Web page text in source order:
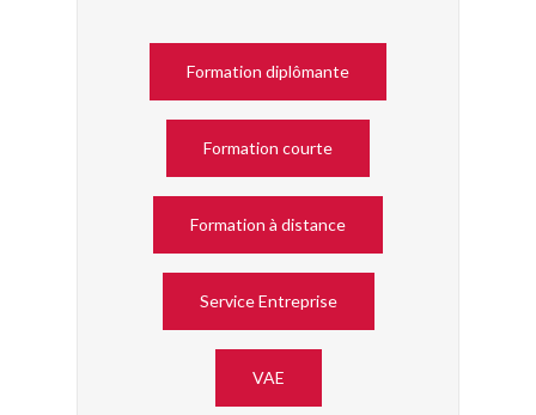
Formation diplômante
Formation courte
Formation à distance
Service Entreprise
VAE